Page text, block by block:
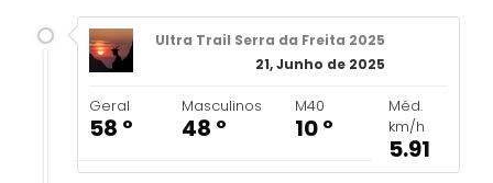
Ultra Trail Serra da Freita 2025
21, Junho de 2025
Geral
58 º
Masculinos
48 º
M40
10 º
Méd.
km/h
5.91